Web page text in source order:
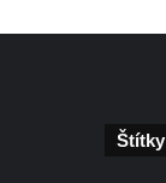
Štítky